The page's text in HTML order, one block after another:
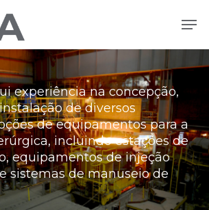
experiência na concepção,
de diversos
de equipamentos para a
incluindo estações de
equipamentos de injeção
sistemas de manuseio de